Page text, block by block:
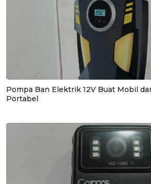
Pompa Ban Elektrik 12V Buat Mobil
Portabel